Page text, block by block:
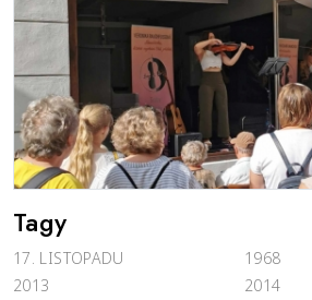
Tagy
17. LISTOPADU
1968
2013
2014